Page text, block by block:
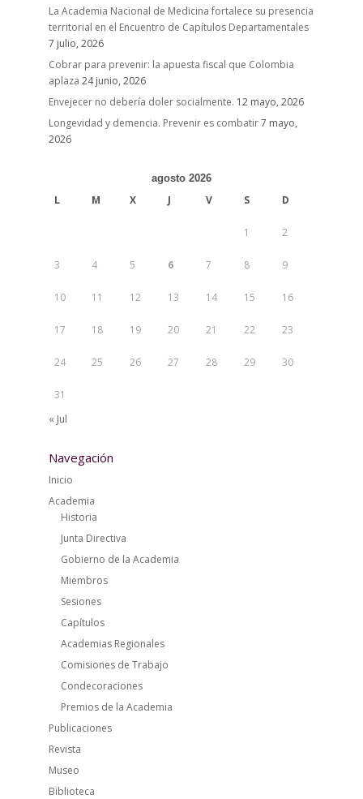
La Academia Nacional de Medicina fortalece su presencia
territorial en el Encuentro de Capítulos Departamentales
7 julio, 2026
Cobrar para prevenir: la apuesta fiscal que Colombia
aplaza 24 junio, 2026
Envejecer no debería doler socialmente. 12 mayo, 2026
Longevidad y demencia. Prevenir es combatir7 mayo,
2026
agosto 2026
L M X J V S D
1 2
3 4 5 6 7 8 9
10 11 12 13 14 15 16
17 18 19 20 21 22 23
24 25 26 27 28 29 30
31
« Jul
Navegación
Inicio
Academia
Historia
Junta Directiva
Gobierno de la Academia
Miembros
Sesiones
Capítulos
Academias Regionales
Comisiones de Trabajo
Condecoraciones
Premios de la Academia
Publicaciones
Revista
Museo
Biblioteca